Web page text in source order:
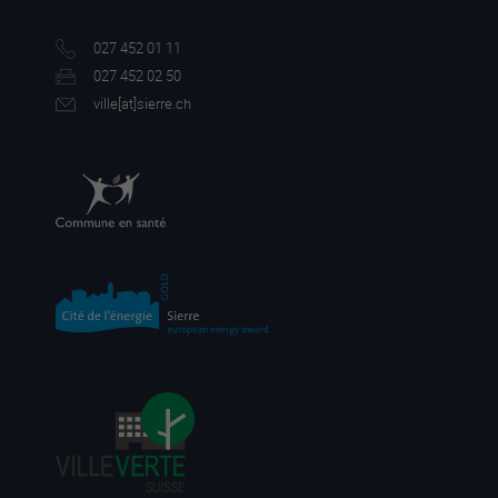
027 452 01 11
027 452 02 50
ville[at]sierre.ch